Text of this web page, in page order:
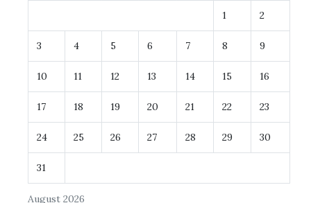
August 2026
1 2
3 4 5 6 7 8 9
10 11 12 13 14 15 16
17 18 19 20 21 22 23
24 25 26 27 28 29 30
31